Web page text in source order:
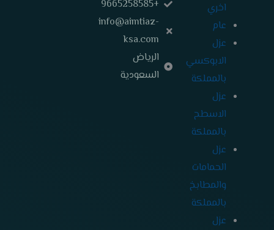
اخري
عام
عزل
الابوكسي
بالمملكة
عزل
الاسطح
بالمملكة
عزل
الحمامات
والمطابخ
بالمملكة
عزل
+9665258585
info@aimtiaz-
ksa.com
الرياض
السعودية